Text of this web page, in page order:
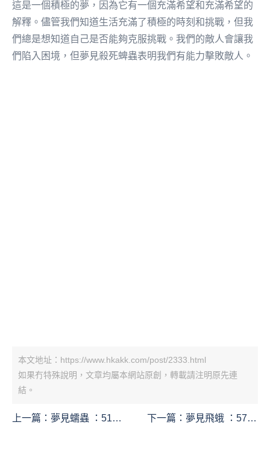
這是一個積極的夢，因為它有一個充滿希望和充滿希望的
解釋。儘管我們知道生活充滿了積極的時刻和挑戰，但我
們總是想知道自己是否能夠克服挑戰。我們的敵人會讓我
們陷入困境，但夢見殺死蜱蟲表明我們有能力擊敗敵人。
本文地址：https://www.hkakk.com/post/2333.html
如果冇特殊說明，文章均屬本網站原創，轉載請注明原先連
結。
上一篇： 夢見蠕蟲 ：51種
下一篇： 夢見飛蛾 ：57種